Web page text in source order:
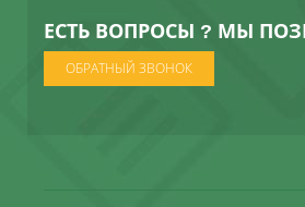
ЕСТЬ ВОПРОСЫ ? МЫ
ОБРАТНЫЙ ЗВОНОК